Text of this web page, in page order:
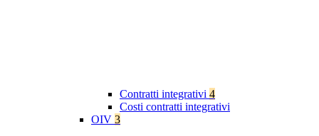
Contratti integrativi 4
Costi contratti integrativi
OIV 3